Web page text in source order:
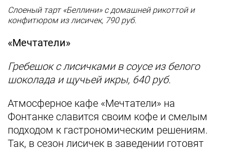
Слоеный тарт «Беллини» с домашней рикоттой и
конфитюром из лисичек, 790 руб.
«Мечтатели»
Гребешок с лисичками в соусе из белого
шоколада и щучьей икры, 640 руб.
Атмосферное кафе «Мечтатели» на
Фонтанке славится своим кофе и смелым
подходом к гастрономическим решениям.
Так, в сезон лисичек в заведении готовят